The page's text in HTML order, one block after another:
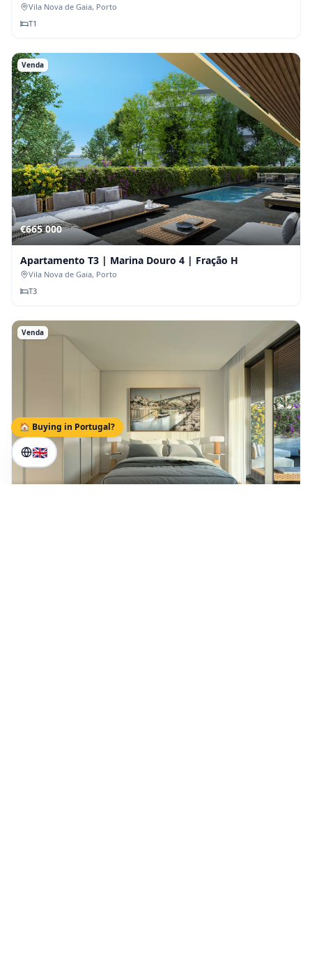
🏠 Buying in Portugal?
🇬🇧
Vila Nova de Gaia, Porto
T1
Venda
€665 000
Apartamento T3 | Marina Douro 4 | Fração H
Vila Nova de Gaia, Porto
T3
Venda